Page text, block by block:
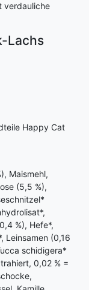
verdauliche
Lachs
Happy Cat
Maismehl,
(5,5 %),
%), Hefe*,
Leinsamen (0,16
schidigera*
0,02 % =